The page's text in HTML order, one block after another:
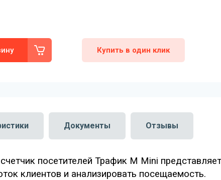
Купить в один клик
Документы Отзывы
посетителей Трафик M Mini
клиентов и анализировать посещаемость.